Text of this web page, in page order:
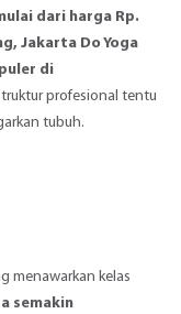
dari harga Rp.
Jakarta Do Yoga
di
profesional tentu
tubuh.
menawarkan kelas
semakin